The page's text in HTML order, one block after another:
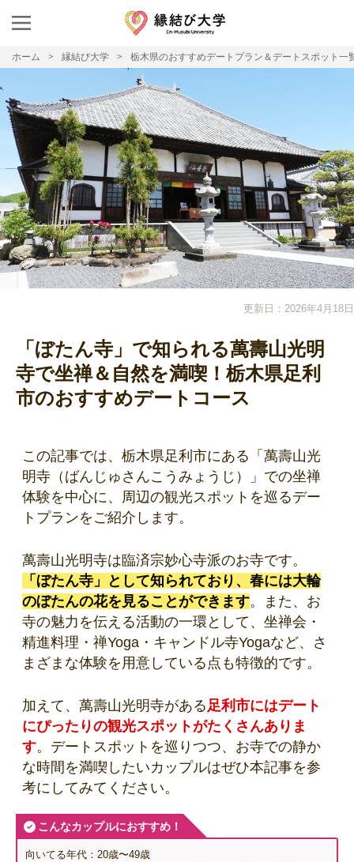
ホーム 縁結び大学 栃木県のおすすめデートプラン＆デートスポット一
更新日：2026年4月18日
「ぼたん寺」で知られる萬壽山光明
寺で坐禅＆自然を満喫！栃木県足利
市のおすすめデートコース
この記事では、栃木県足利市にある「萬壽山光
明寺（ばんじゅさんこうみょうじ）」での坐禅
体験を中心に、周辺の観光スポットを巡るデー
トプランをご紹介します。
萬壽山光明寺は臨済宗妙心寺派のお寺です。
「ぼたん寺」として知られており、春には大輪
のぼたんの花を見ることができます。また、お
寺の魅力を伝える活動の一環として、坐禅会・
精進料理・禅Yoga・キャンドル寺Yogaなど、さ
まざまな体験を用意している点も特徴的です。
加えて、萬壽山光明寺がある足利市にはデート
にぴったりの観光スポットがたくさんありま
す。デートスポットを巡りつつ、お寺での静か
な時間を満喫したいカップルはぜひ本記事を参
考にしてみてください。
こんなカップルにおすすめ！
向いてる年代：20歳〜49歳